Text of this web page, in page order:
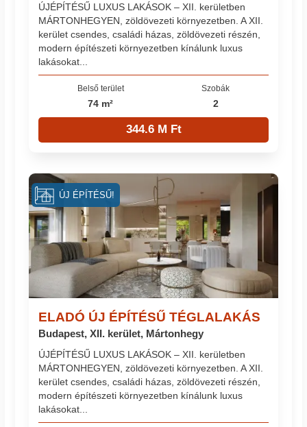
ÚJÉPÍTÉSŰ LUXUS LAKÁSOK – XII. kerületben
MÁRTONHEGYEN, zöldövezeti környezetben. A XII.
kerület csendes, családi házas, zöldövezeti részén,
modern építészeti környezetben kínálunk luxus
lakásokat...
Belső terület
74 m²
Szobák
2
344.6 M Ft
ELADÓ ÚJ ÉPÍTÉSŰ TÉGLALAKÁS
Budapest, XII. kerület, Mártonhegy
ÚJÉPÍTÉSŰ LUXUS LAKÁSOK – XII. kerületben
MÁRTONHEGYEN, zöldövezeti környezetben. A XII.
kerület csendes, családi házas, zöldövezeti részén,
modern építészeti környezetben kínálunk luxus
lakásokat...
ÚJ ÉPÍTÉSŰ!